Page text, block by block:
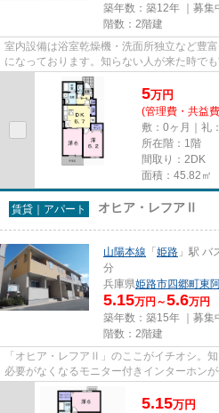
築年数：築12年 ｜募集
階数：2階建
室内設備は浴室乾燥機・洗面所独立など豊
になっております。知らない人が来た時で
ー付きインターホンがありま...
5万円
(管理費・共益
敷：0ヶ月｜礼
所在階：1階
間取り：2DK
面積：45.82㎡
賃貸｜アパート オヒア・レフアⅡ
山陽本線 「姫路 」駅 バ
分
兵庫県姫路市四郷町東
5.15万円～5.6万円
築年数：築15年 ｜募集
階数：2階建
「オヒア・レフアⅡ」のここがイチオシ。
必要がなくなるモニター付きインターホン
燥機・洗面所独立などが揃って...
5.15万円